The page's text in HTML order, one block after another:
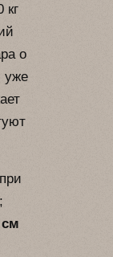
кг
о
уже
при
см